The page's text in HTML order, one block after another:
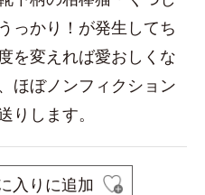
っかり！が発生してち
を変えれば愛おしくな
ほぼノンフィクション
りします。
入りに追加